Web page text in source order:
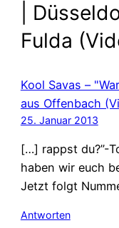
|
Fulda
Kool Savas –
aus Offenbach
25. Januar 2013
[…] rappst du?”-
haben wir euch
Jetzt folgt
Antworten